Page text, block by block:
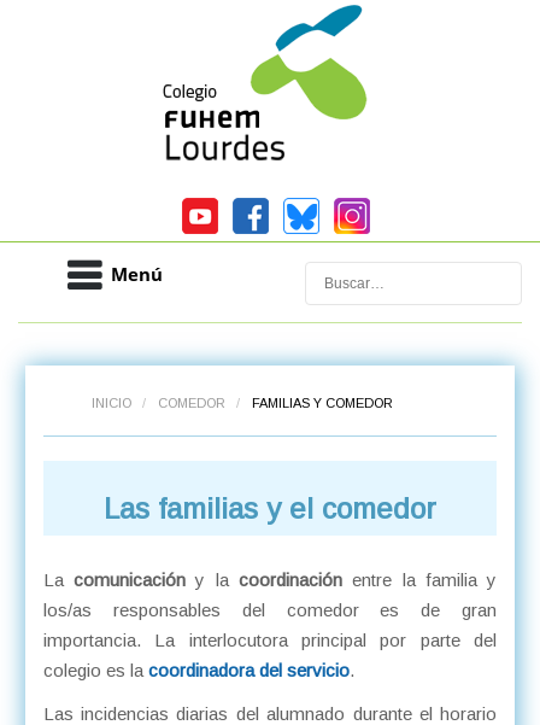
Menú Buscar
INICIO / COMEDOR / FAMILIAS Y COMEDOR
Las familias y el comedor
Lacomunicación y lacoordinación entre la familia y
los/as responsables del comedor es de gran
importancia. La interlocutora principal por parte del
colegio es la coordinadora del servicio.
Las incidencias diarias del alumnado durante el horario